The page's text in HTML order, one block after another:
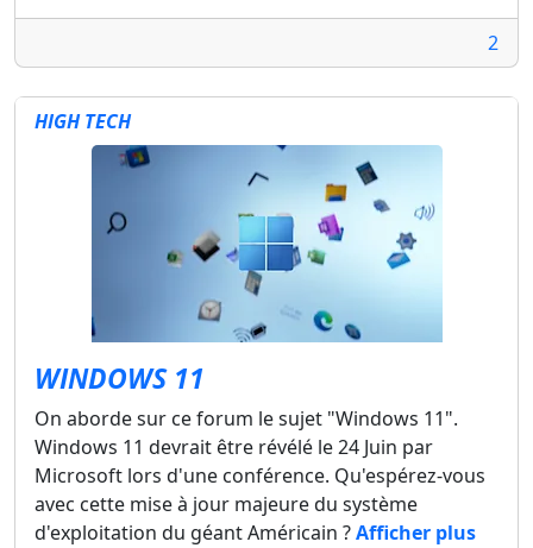
2
HIGH TECH
WINDOWS 11
On aborde sur ce forum le sujet "Windows 11".
Windows 11 devrait être révélé le 24 Juin par
Microsoft lors d'une conférence. Qu'espérez-vous
avec cette mise à jour majeure du système
d'exploitation du géant Américain ?Afficher plus